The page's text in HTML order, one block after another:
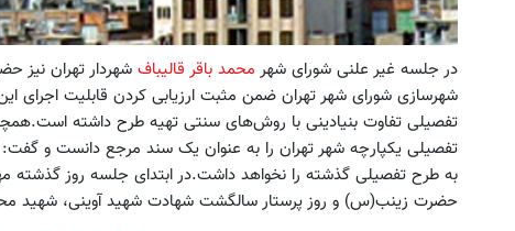
در جلسه غیر علنی شورای شهر محمد باقر قالیباف شهردار تهران نیز
شهرسازی شورای شهر تهران ضمن مثبت ارزیابی کردن قابلیت اجرای
تفصیلی تفاوت بنیادینی با روش‌های سنتی تهیه طرح داشته
به طرح تفصیلی گذشته را نخواهد داشت.در ابتدای جلسه روز گذشته
حضرت زینب‌(س) و روز پرستار سالگشت شهادت شهید آوینی، شهید